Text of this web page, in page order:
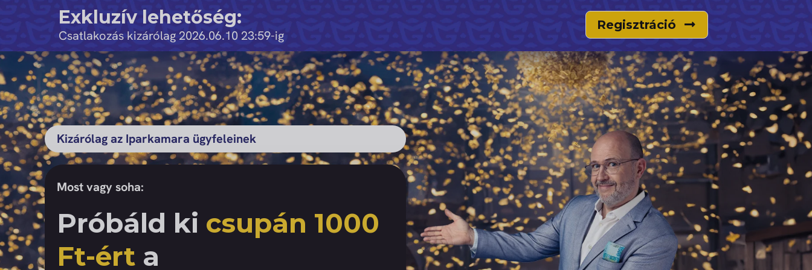
Kihagyás Exkluzív lehetőség:
Csatlakozás kizárólag 2026.06.10 23:59-ig
Regisztráció
Kizárólag az Iparkamara ügyfeleinek
Most vagy soha:
Próbáld ki csupán 1000
Ft-érta